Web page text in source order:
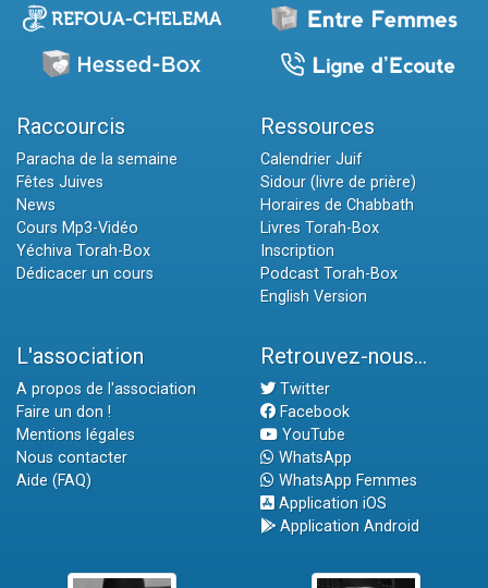
Raccourcis
Paracha de la semaine
Fêtes Juives
News
Cours Mp3-Vidéo
Yéchiva Torah-Box
Dédicacer un cours
Ressources
Calendrier Juif
Sidour (livre de prière)
Horaires de Chabbath
Livres Torah-Box
Inscription
Podcast Torah-Box
English Version
L'association
A propos de l'association
Faire un don !
Mentions légales
Nous contacter
Aide (FAQ)
Retrouvez-nous...
Twitter
Facebook
YouTube
WhatsApp
WhatsApp Femmes
Application iOS
Application Android